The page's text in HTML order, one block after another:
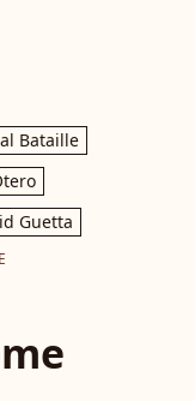
Bataille
Guetta